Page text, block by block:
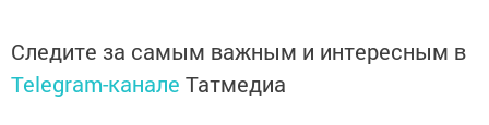
Следите за самым важным и интересным в
Telegram-канале Татмедиа